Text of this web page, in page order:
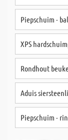
Piepschuim -
XPS
Rondhout
Aduis
Piepschuim -